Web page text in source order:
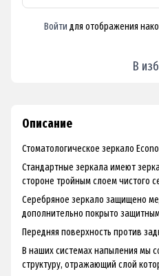
Войти для отображения
В
Описание
Стоматологическое зеркало
Стандартные зеркала имеют
стороне тройным слоем чистого
Серебряное зеркало защищено
дополнительно покрыто
Передняя поверхность против
В наших системах напыления мы
структуру, отражающий слой